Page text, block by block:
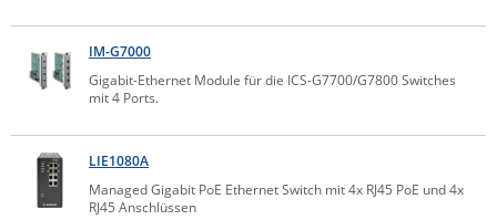
Riello UPS
Server Technology
SIRIO Antenne
Sunbird
IM-G7000
Gigabit-Ethernet Module für die ICS-G7700/G7800 Switches
mit 4 Ports.
LIE1080A
Managed Gigabit PoE Ethernet Switch mit 4x RJ45 PoE und 4x
RJ45 Anschlüssen